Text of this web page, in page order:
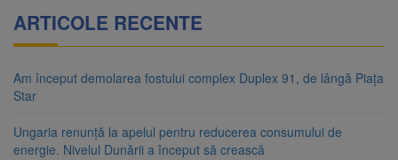
ARTICOLE RECENTE
Am început demolarea fostului complex Duplex 91, de lângă Piața
Star
Ungaria renunță la apelul pentru reducerea consumului de
energie. Nivelul Dunării a început să crească